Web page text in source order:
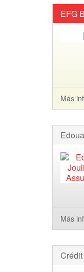
EFG
Más
Más